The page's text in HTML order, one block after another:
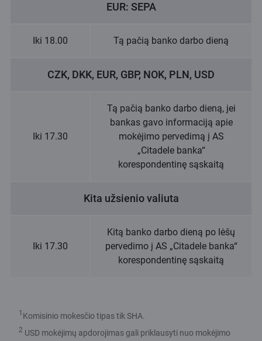
EUR: SEPA
Iki 18.00 Tą pačią banko darbo dieną
CZK, DKK, EUR, GBP, NOK, PLN, USD
Iki 17.30
Tą pačią banko darbo dieną, jei
bankas gavo informaciją apie
mokėjimo pervedimą į AS
„Citadele banka“
korespondentinę sąskaitą
Kita užsienio valiuta
Iki 17.30
Kitą banko darbo dieną po lėšų
pervedimo į AS „Citadele banka“
korespondentinę sąskaitą
1 Komisinio mokesčio tipas tik SHA.
2 USD mokėjimų apdorojimas gali priklausyti nuo mokėjimo